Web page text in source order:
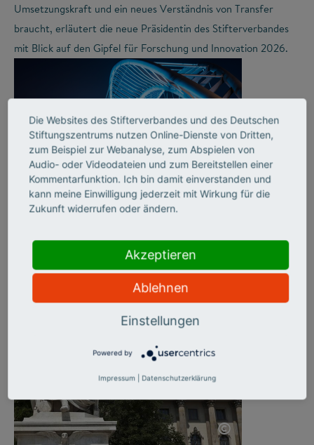
Umsetzungskraft und ein neues Verständnis von Transfer
braucht, erläutert die neue Präsidentin des Stifterverbandes
mit Blick auf den Gipfel für Forschung und Innovation 2026.
©
Mehr Tempo für Transfer >
entschleunigte Förderroutinen – mit klaren Prioritäten,
höherem Marktdruck und mehr Risikoappetit, meint Andrea
Frank, stellvertretende Generalsekretärin des
Stifterverbandes.
©
Die Websites des Stifterverbandes und des Deutschen
Stiftungszentrums nutzen Online-Dienste von Dritten,
zum Beispiel zur Webanalyse, zum Abspielen von
Audio- oder Videodateien und zum Bereitstellen einer
Kommentarfunktion. Ich bin damit einverstanden und
kann meine Einwilligung jederzeit mit Wirkung für die
Zukunft widerrufen oder ändern.
Akzeptieren
Ablehnen
Einstellungen
Powered by
Impressum Datenschutzerklärung